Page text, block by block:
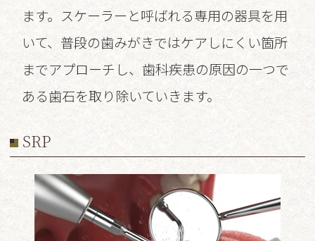
ます。スケーラーと呼ばれる専用の器具を用
いて、普段の歯みがきではケアしにくい箇所
までアプローチし、歯科疾患の原因の一つで
ある歯石を取り除いていきます。
SRP